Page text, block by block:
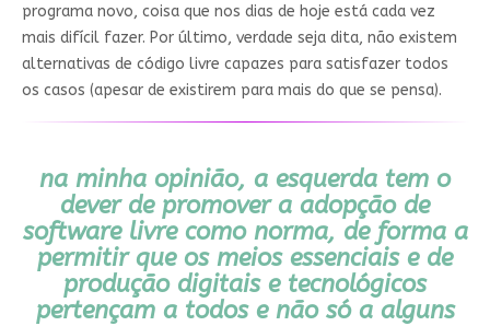
programa novo, coisa que nos dias de hoje está cada vez
mais difícil fazer. Por último, verdade seja dita, não existem
alternativas de código livre capazes para satisfazer todos
os casos (apesar de existirem para mais do que se pensa).
na minha opinião, a esquerda tem o
dever de promover a adopção de
software livre como norma, de forma a
permitir que os meios essenciais e de
produção digitais e tecnológicos
pertençam a todos e não só a alguns